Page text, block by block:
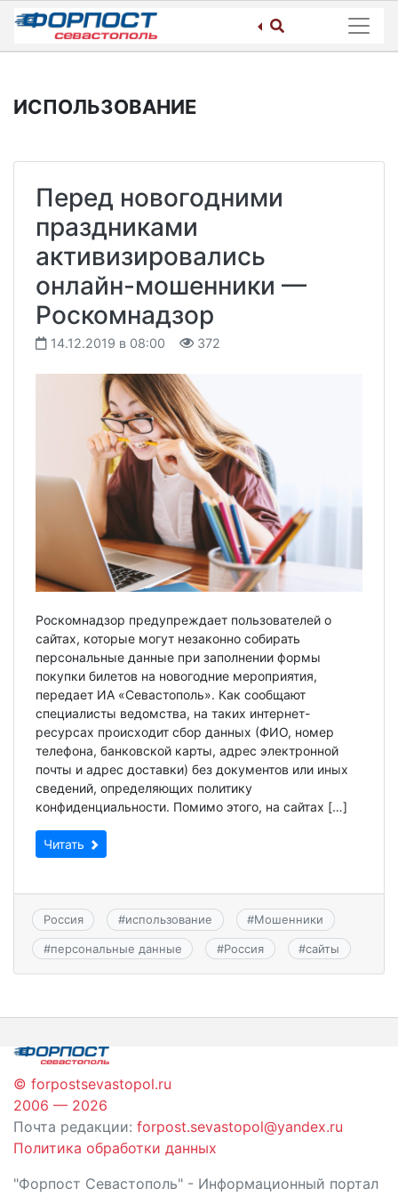
Skip
content
ИСПОЛЬЗОВАНИЕ
Перед новогодними
праздниками
активизировались
онлайн-мошенники —
Роскомнадзор
14.12.2019 в 08:00 372
Роскомнадзор предупреждает пользователей о
сайтах, которые могут незаконно собирать
персональные данные при заполнении формы
покупки билетов на новогодние мероприятия,
передает ИА «Севастополь». Как сообщают
специалисты ведомства, на таких интернет-
ресурсах происходит сбор данных (ФИО, номер
телефона, банковской карты, адрес электронной
почты и адрес доставки) без документов или иных
сведений, определяющих политику
конфиденциальности. Помимо этого, на сайтах […]
Читать
Россия #использование #Мошенники
#персональные данные #Россия #сайты
© forpostsevastopol.ru
2006 — 2026
Почта редакции: forpost.sevastopol@yandex.ru
Политика обработки данных
"Форпост Севастополь" - Информационный портал